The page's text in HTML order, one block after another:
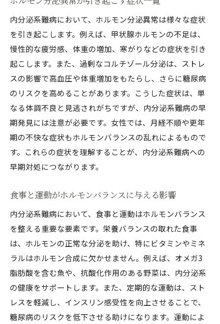
内分泌系難病において、ホルモン分泌異常は様々な症状
を引き起こします。例えば、甲状腺ホルモンの不足は、
慢性的な疲労感、体重の増加、寒がりなどの症状を引き
起こします。また、過剰なコルチゾール分泌は、ストレ
スの影響で高血圧や体重増加をもたらし、さらに糖尿病
のリスクを高めることがあります。こうした症状は、単
なる体調不良と見逃されがちですが、内分泌系難病の早
期発見には注意が必要です。女性では、月経不順や更年
期の不快な症状もホルモンバランスの乱れによるもので
す。これらの症状を理解することが、内分泌系難病への
早期対処につながります。
食事と運動がホルモンバランスに与える影響
内分泌系難病において、食事と運動はホルモンバランス
を整える重要な要素です。栄養バランスの取れた食事
は、ホルモンの正常な分泌を助け、特にビタミンやミネ
ラルはホルモン合成に欠かせません。例えば、オメガ3
脂肪酸を含む魚や、抗酸化作用のある野菜は、内分泌系
の健康をサポートします。また、定期的な運動は、スト
レスを軽減し、インスリン感受性を向上させることで、
糖尿病のリスクを低下させる助けになります。運動によ